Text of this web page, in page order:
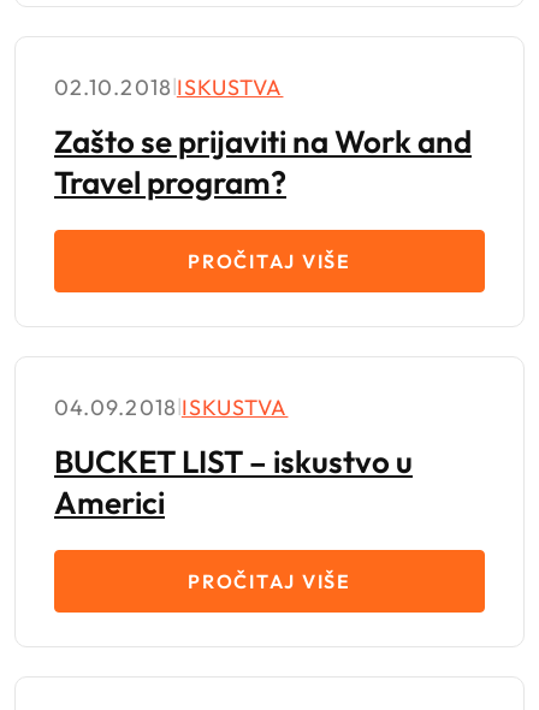
02.10.2018 |ISKUSTVA
Zašto se prijaviti na Work and
Travel program?
PROČITAJ VIŠE
04.09.2018 |ISKUSTVA
BUCKET LIST – iskustvo u
Americi
PROČITAJ VIŠE